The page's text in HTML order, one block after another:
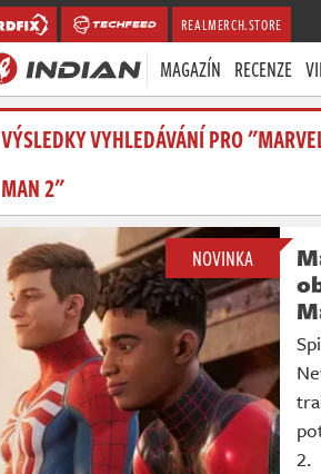
REALMERCH.STORE
MAGAZÍN RECENZE
VÝSLEDKY VYHLEDÁVÁNÍ PRO
MAN 2"
NOVINKA
2.